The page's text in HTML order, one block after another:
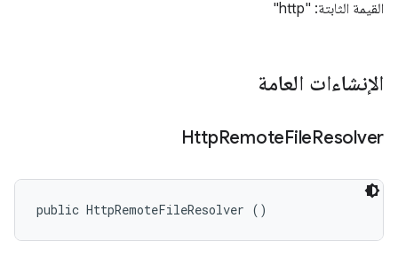
القيمة الثابتة: "http"
الإنشاءات العامة
HttpRemoteFileResolver
public HttpRemoteFileResolver ()